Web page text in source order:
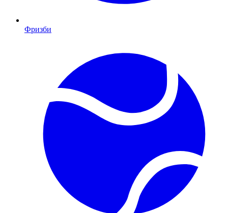
Фризби